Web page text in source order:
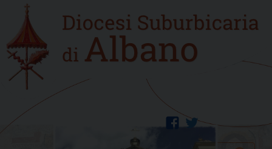
content
Home
new
twitter
facebook